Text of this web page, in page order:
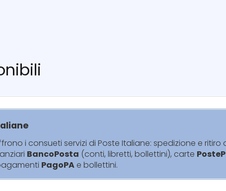
i consueti servizi di Poste Italiane: spedizione e ritiro
BancoPosta (conti, libretti, bollettini), carte
PagoPA e bollettini.